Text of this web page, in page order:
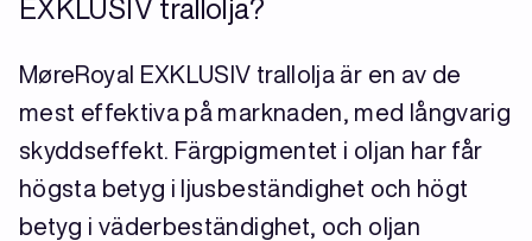
EXKLUSIV trallolja?
MøreRoyal EXKLUSIV trallolja är en av de
mest effektiva på marknaden, med långvarig
skyddseffekt. Färgpigmentet i oljan har får
högsta betyg i ljusbeständighet och högt
betyg i väderbeständighet, och oljan